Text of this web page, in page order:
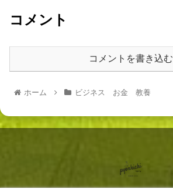
コメント
コメントを書き込む
ホーム ビジネス お金 教養